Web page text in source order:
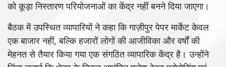
को कूड़ा निस्तारण परियोजनाओं का केंद्र नहीं बनने दिया जाएगा।
बैठक में उपस्थित व्यापारियों ने कहा कि गाज़ीपुर पेपर मार्केट केवल
एक बाजार नहीं, बल्कि हजारों लोगों की आजीविका और वर्षों की
मेहनत से तैयार किया गया एक संगठित व्यापारिक केंद्र है। उन्होंने